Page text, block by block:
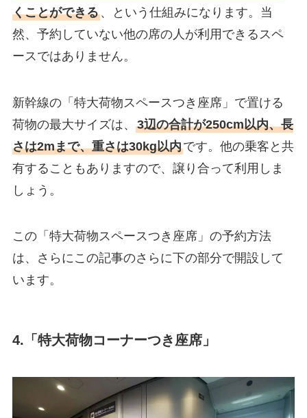
くことができる、という仕組みになります。当
然、予約していない他の席の人が利用できるスペ
ースではありません。
新幹線の「特大荷物スペースつき座席」で置ける
荷物の最大サイズは、 3辺の合計が250cm以内、長
さは2mまで、重さは30kg以内です。他の乗客と共
有することもありますので、譲り合って利用しま
しょう。
この「特大荷物スペースつき座席」の予約方法
は、さらにこの記事のさらに下の部分で開設して
います。
4.「特大荷物コーナーつき座席」